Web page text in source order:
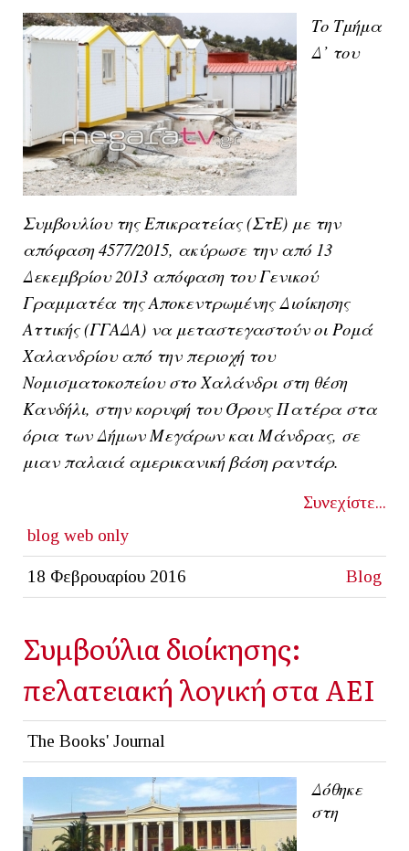
Το Τμήμα
Δ’ του
Συμβουλίου της Επικρατείας(ΣτΕ) με την
απόφαση 4577/2015, ακύρωσε την από 13
Δεκεμβρίου 2013 απόφαση τουΓενικού
Γραμματέα της Αποκεντρωμένης Διοίκησης
Αττικής(ΓΓΑΔΑ) να μεταστεγαστούν οι Ρομά
Χαλανδρίουαπό την περιοχή του
Νομισματοκοπείου στο Χαλάνδρι στη θέση
Κανδήλι, στην κορυφή τουΌρους Πατέρα στα
όρια των Δήμων Μεγάρων και Μάνδρας, σε
μιαν παλαιά αμερικανική βάση ραντάρ.
Συνεχίστε...
blog web only
18 Φεβρουαρίου 2016 Blog
Συμβούλια διοίκησης:
πελατειακή λογική στα ΑΕΙ
The Books' Journal
Δόθηκε
στη